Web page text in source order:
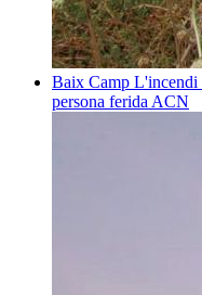
Baix Camp L'incendi
persona ferida ACN